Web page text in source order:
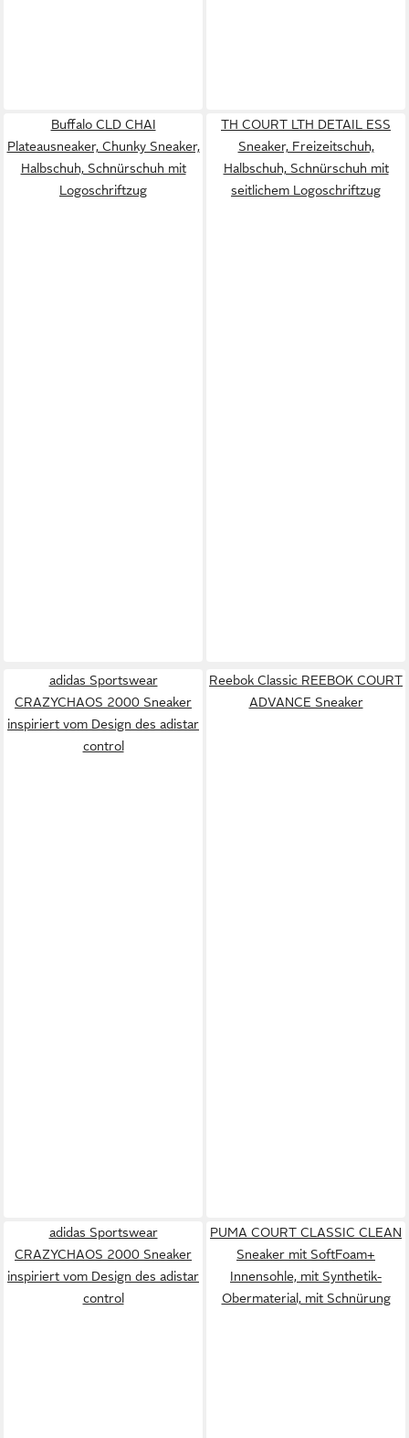
Buffalo CLD CHAI
Plateausneaker, Chunky Sneaker,
Halbschuh, Schnürschuh mit
Logoschriftzug
TH COURT LTH DETAIL ESS
Sneaker, Freizeitschuh,
Halbschuh, Schnürschuh mit
seitlichem Logoschriftzug
adidas Sportswear
CRAZYCHAOS 2000 Sneaker
inspiriert vom Design des adistar
control
Reebok Classic REEBOK COURT
ADVANCE Sneaker
adidas Sportswear
CRAZYCHAOS 2000 Sneaker
inspiriert vom Design des adistar
control
PUMA COURT CLASSIC CLEAN
Sneaker mit SoftFoam+
Innensohle, mit Synthetik-
Obermaterial, mit Schnürung